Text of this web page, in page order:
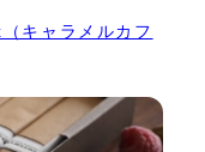
キャラメルカフ